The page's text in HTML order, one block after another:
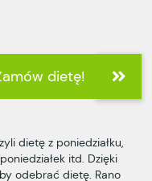
dietę z poniedziałku,
itd. Dzięki
odebrać dietę. Rano